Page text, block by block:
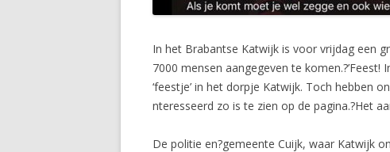
In het Brabantse Katwijk is voor vrijdag een
7000 mensen aangegeven te
‘feestje’ in het dorpje Katwijk. Toch hebben
nteresseerd zo is te zien op de pagina.?Het
De politie en?gemeente Cuijk, waar Katwijk